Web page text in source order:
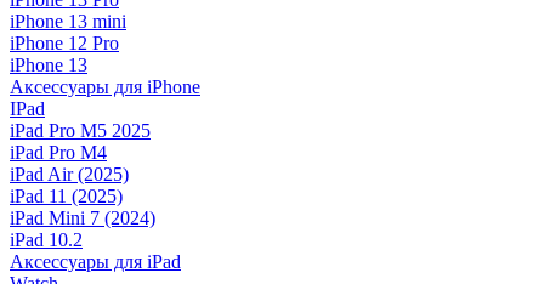
iPhone 13 mini
iPhone 12 Pro
iPhone 13
Аксессуары для iPhone
IPad
iPad Pro M5 2025
iPad Pro M4
iPad Air (2025)
iPad 11 (2025)
iPad Mini 7 (2024)
iPad 10.2
Аксессуары для iPad